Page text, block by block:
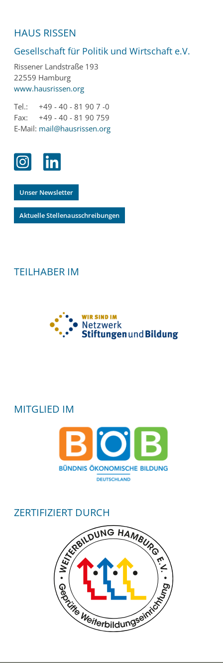
HAUS RISSEN
Gesellschaft für Politik und Wirtschaft e.V.
Rissener Landstraße 193
22559 Hamburg
www.hausrissen.org
Tel.:
+49 - 40 - 81 90 7 -0
Fax:
+49 - 40 - 81 90 759
E-Mail: mail@hausrissen.org
Unser Newsletter
Aktuelle Stellenausschreibungen
TEILHABER IM
MITGLIED IM
ZERTIFIZIERT DURCH